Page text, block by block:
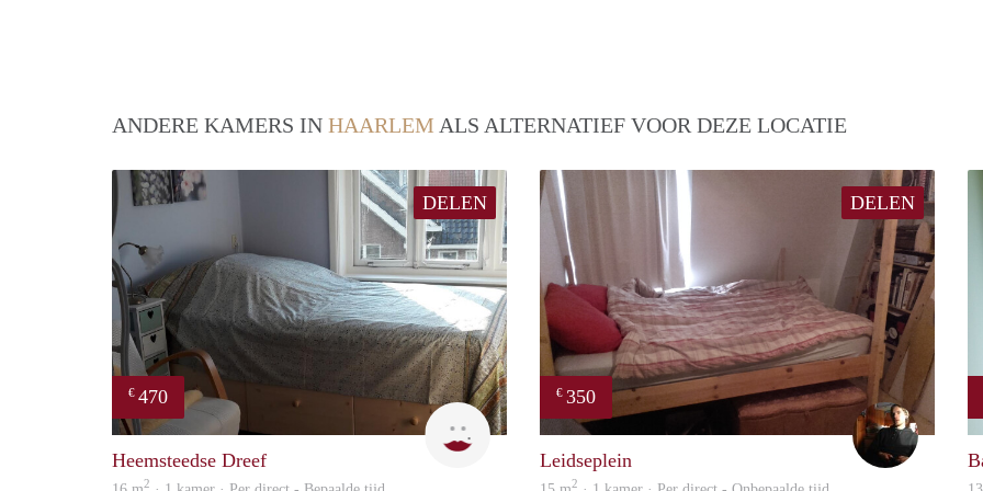
ANDERE KAMERS IN HAARLEM ALS ALTERNATIEF VOOR DEZE LOCATIE
DELEN
€ 470
Barbara
Heemsteedse Dreef
2
DELEN
€ 350
Leidseplein
2